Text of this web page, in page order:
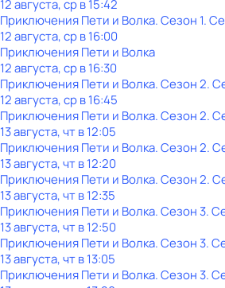
12 августа, ср в 15:42
Приключения Пети и Волка. Сезон 1.
12 августа, ср в 16:00
Приключения Пети и Волка
12 августа, ср в 16:30
Приключения Пети и Волка. Сезон 2.
12 августа, ср в 16:45
Приключения Пети и Волка. Сезон 2.
13 августа, чт в 12:05
Приключения Пети и Волка. Сезон 2.
13 августа, чт в 12:20
Приключения Пети и Волка. Сезон 2.
13 августа, чт в 12:35
Приключения Пети и Волка. Сезон 3.
13 августа, чт в 12:50
Приключения Пети и Волка. Сезон 3.
13 августа, чт в 13:05
Приключения Пети и Волка. Сезон 3.